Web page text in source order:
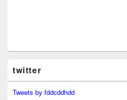
twitter
Tweets by fddcddhdd